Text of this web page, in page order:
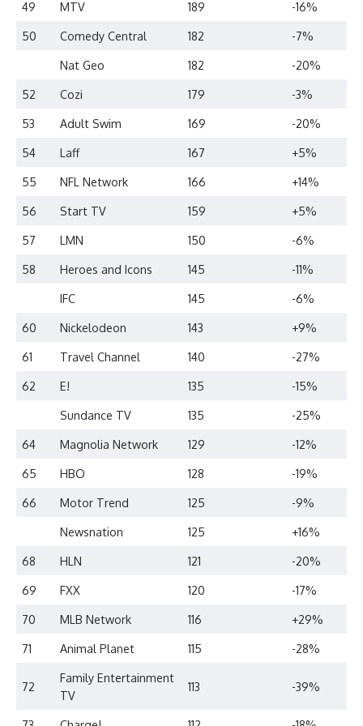
49 MTV 189
-16%
50
Comedy Central 182
-7%
Nat Geo
182
-20%
52
Cozi 179
-3%
53
Adult Swim 169
-20%
54
Laff 167
+5%
55
NFL Network 166
+14%
56
Start TV 159
+5%
57
LMN 150
-6%
58
Heroes and Icons 145
-11%
IFC
145
-6%
60
Nickelodeon 143
+9%
61
Travel Channel 140
-27%
62
E! 135
-15%
Sundance TV
135
-25%
64
Magnolia Network 129
-12%
65
HBO 128
-19%
66
Motor Trend 125
-9%
Newsnation
125
+16%
68
HLN 121
-20%
69
FXX 120
-17%
70
MLB Network 116
+29%
71
Animal Planet 115 -28%
72
Family Entertainment
TV
113 -39%